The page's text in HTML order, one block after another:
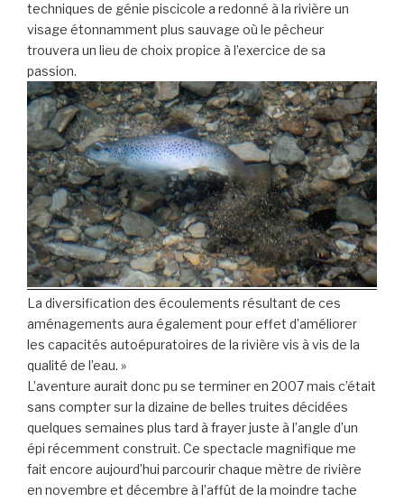
techniques de génie piscicole a redonné à la rivière un
visage étonnamment plus sauvage où le pêcheur
trouvera un lieu de choix propice à l’exercice de sa
passion.
La diversification des écoulements résultant de ces
aménagements aura également pour effet d’améliorer
les capacités autoépuratoires de la rivière vis à vis de la
qualité de l’eau. »
L’aventure aurait donc pu se terminer en 2007 mais c’était
sans compter sur la dizaine de belles truites décidées
quelques semaines plus tard à frayer juste à l’angle d’un
épi récemment construit. Ce spectacle magnifique me
fait encore aujourd’hui parcourir chaque mètre de rivière
en novembre et décembre à l’affût de la moindre tache